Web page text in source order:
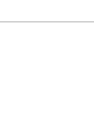
digital spaces We